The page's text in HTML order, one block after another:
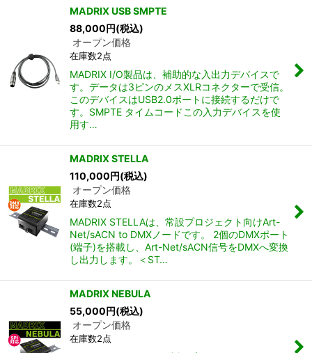
MADRIX USB SMPTE
88,000円(税込)
オープン価格
在庫数2点
MADRIX I/O製品は、補助的な入出力デバイスで
す。データは3ピンのメスXLRコネクターで受信。
このデバイスはUSB2.0ポートに接続するだけで
す。SMPTE タイムコードこの入力デバイスを使
用す…
MADRIX STELLA
110,000円(税込)
オープン価格
在庫数2点
MADRIX STELLAは、常設プロジェクト向けArt-
Net/sACN to DMXノードです。 2個のDMXポート
(端子)を搭載し、Art-Net/sACN信号をDMXへ変換
し出力します。＜ST…
MADRIX NEBULA
55,000円(税込)
オープン価格
在庫数2点